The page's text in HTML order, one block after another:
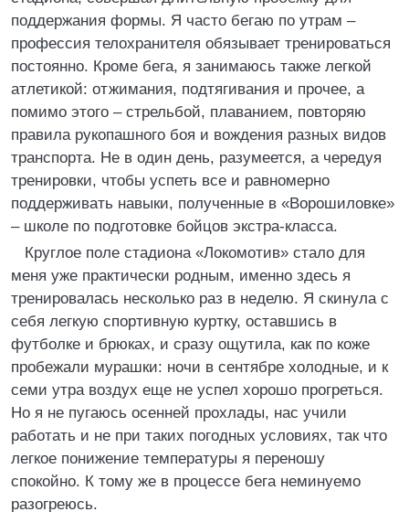
поддержания формы. Я часто бегаю по утрам –
профессия телохранителя обязывает тренироваться
постоянно. Кроме бега, я занимаюсь также легкой
атлетикой: отжимания, подтягивания и прочее, а
помимо этого – стрельбой, плаванием, повторяю
правила рукопашного боя и вождения разных видов
транспорта. Не в один день, разумеется, а чередуя
тренировки, чтобы успеть все и равномерно
поддерживать навыки, полученные в «Ворошиловке»
– школе по подготовке бойцов экстра-класса.
Круглое поле стадиона «Локомотив» стало для
меня уже практически родным, именно здесь я
тренировалась несколько раз в неделю. Я скинула с
себя легкую спортивную куртку, оставшись в
футболке и брюках, и сразу ощутила, как по коже
пробежали мурашки: ночи в сентябре холодные, и к
семи утра воздух еще не успел хорошо прогреться.
Но я не пугаюсь осенней прохлады, нас учили
работать и не при таких погодных условиях, так что
легкое понижение температуры я переношу
спокойно. К тому же в процессе бега неминуемо
разогреюсь.